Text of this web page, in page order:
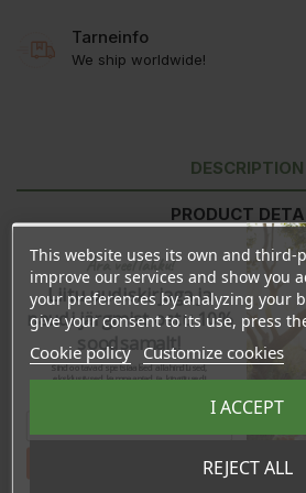
Tarneinfo
We ship worldwide!
DESCRIPTION
PRODUCT
REVIEWS
Energia
2443kJ/587kcal
Rasva
40,3g
23,0g
- joista sokereita
Proteiini
8,0g
This website uses its own and third-
improve our services and show you
your preferences by analyzing your
give your consent to its use, press
Cookie policy Customize cookies
REJECT ALL
I ACCEPT
Ära veel lahku!
Liitu uudiskirjaga ja
naudi järgmist ostu 10%
soodsamalt!
Sind ootavad spetsiaalsed allahindlused,
eksklusiivsed kampaaniad ja kingitused!